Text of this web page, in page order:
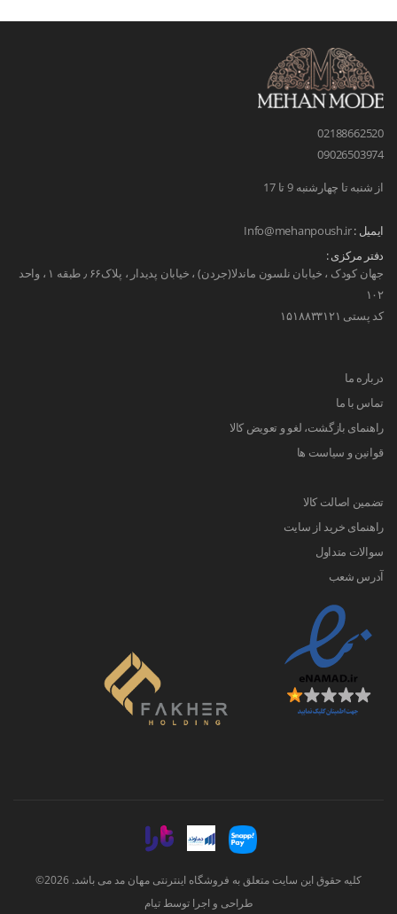
02188662520
09026503974
از شنبه تا چهارشنبه 9 تا 17
ایمیل :Info@mehanpoush.ir
دفتر مرکزی :
جهان کودک ، خیابان نلسون ماندلا(جردن) ، خیابان پدیدار ، پلاک۶۶ ٫ طبقه ۱ ، واحد
۱۰۲
کد پستی ۱۵۱۸۸۳۳۱۲۱
درباره ما
تماس با ما
راهنمای بازگشت، لغو و تعویض کالا
قوانین و سیاست ها
تضمین اصالت کالا
راهنمای خرید از سایت
سوالات متداول
آدرس شعب
کلیه حقوق این سایت متعلق به فروشگاه اینترنتی مهان مد می باشد. 2026©
طراحی و اجرا توسطتیام